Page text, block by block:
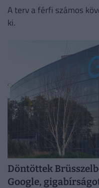
A terv a férfi számos
ki.
Döntöttek
Google,